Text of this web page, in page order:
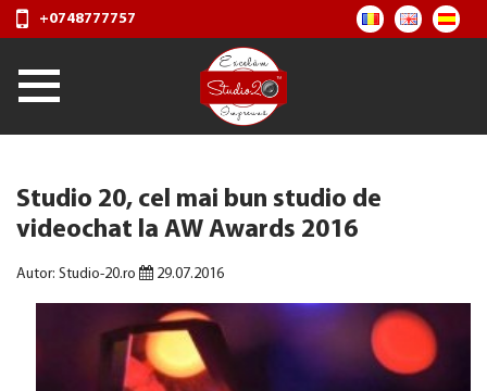
+0748777757
Studio 20, cel mai bun studio de
videochat la AW Awards 2016
Autor: Studio-20.ro 29.07.2016